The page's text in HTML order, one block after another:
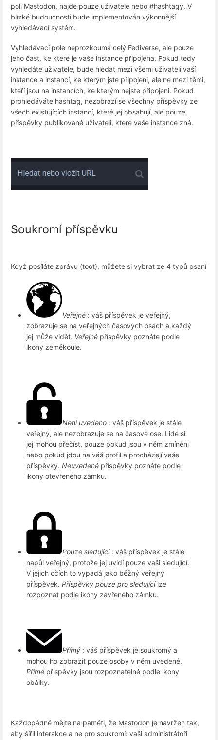
poli Mastodon, najde pouze uživatele nebo #hashtagy. V
blízké budoucnosti bude implementován výkonnější
vyhledávací systém.
Vyhledávací pole neprozkoumá celý Fediverse, ale pouze
jeho část, ke které je vaše instance připojena. Pokud tedy
vyhledáte uživatele, bude hledat mezi všemi uživateli vaší
instance a instancí, ke kterým jste připojeni, ale ne mezi těmi,
kteří jsou na instancích, ke kterým nejste připojeni. Pokud
prohledáváte hashtag, nezobrazí se všechny příspěvky ze
všech existujících instancí, které jej obsahují, ale pouze
příspěvky publikované uživateli, které vaše instance zná.
Soukromí příspěvku
Když posíláte zprávu (toot), můžete si vybrat ze 4 typů psaní
Veřejné : váš příspěvek je veřejný,
zobrazuje se na veřejných časových osách a každý
jej může vidět. Veřejné příspěvky poznáte podle
ikony zeměkoule.
Není uvedeno : váš příspěvek je stále
veřejný, ale nezobrazuje se na časové ose. Lidé si
jej mohou přečíst, pouze pokud jsou v něm zmíněni
nebo pokud jdou na váš profil a procházejí vaše
příspěvky. Neuvedené příspěvky poznáte podle
ikony otevřeného zámku.
Pouze sledující: váš příspěvek je stále
napůl veřejný, protože jej uvidí pouze vaši sledující.
V jejich očích to vypadá jako běžný veřejný
příspěvek. Příspěvky pouze pro sledujícílze
rozpoznat podle ikony zavřeného zámku.
Přímý : váš příspěvek je soukromý a
mohou ho zobrazit pouze osoby v něm uvedené.
Přímé příspěvky jsou rozpoznatelné podle ikony
obálky.
Každopádně mějte na paměti, že Mastodon je navržen tak,
aby šířil interakce a ne pro soukromí: vaši administrátoři